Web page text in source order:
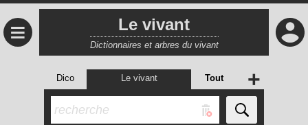
≡ Le vivant
Dictionnaires et arbres du vivant
Dico Le vivant Tout +